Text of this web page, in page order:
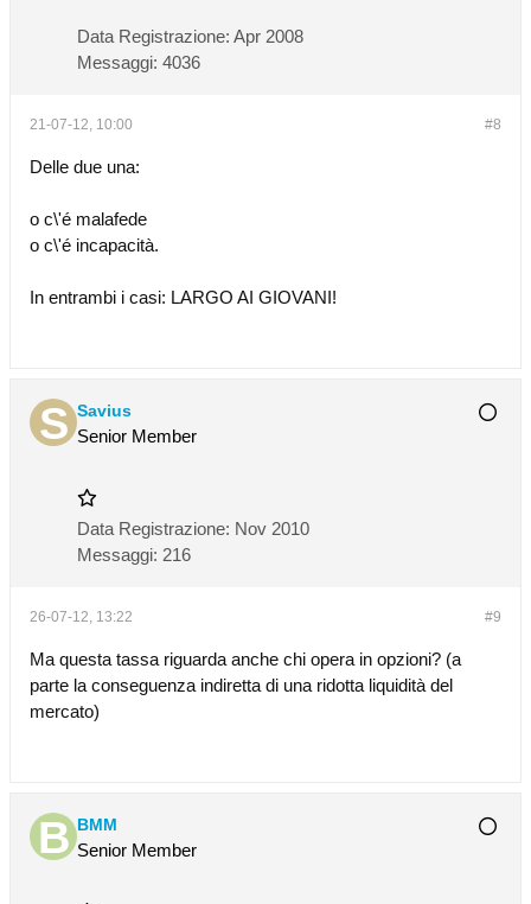
Data Registrazione: Apr 2008
Messaggi: 4036
#8
21-07-12, 10:00
Delle due una:
o c\'é malafede
o c\'é incapacità.
In entrambi i casi: LARGO AI GIOVANI!
Savius
Senior Member
Data Registrazione: Nov 2010
Messaggi: 216
#9
26-07-12, 13:22
Ma questa tassa riguarda anche chi opera in opzioni? (a
parte la conseguenza indiretta di una ridotta liquidità del
mercato)
BMM
Senior Member